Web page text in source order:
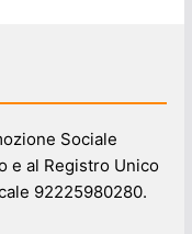
Sociale
e al Registro Unico
92225980280.